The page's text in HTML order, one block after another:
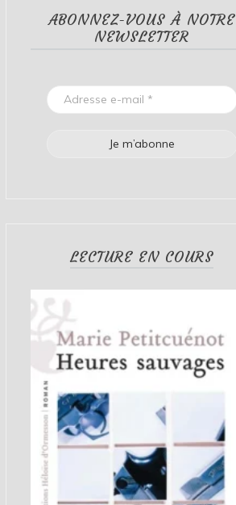
ABONNEZ-VOUS À NOTRE
NEWSLETTER
LECTURE EN COURS